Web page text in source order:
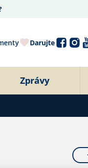
Darujte
Zprávy